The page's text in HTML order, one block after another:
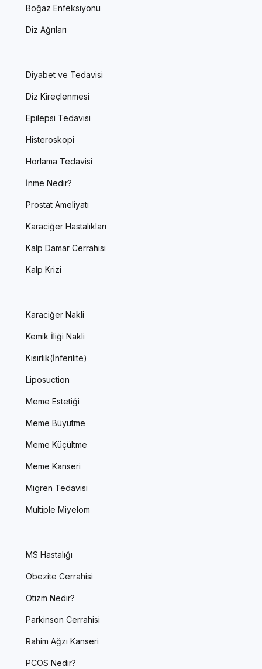
Boğaz Enfeksiyonu
Diz Ağrıları
Diyabet ve Tedavisi
Diz Kireçlenmesi
Epilepsi Tedavisi
Histeroskopi
Horlama Tedavisi
İnme Nedir?
Prostat Ameliyatı
Karaciğer Hastalıkları
Kalp Damar Cerrahisi
Kalp Krizi
Karaciğer Nakli
Kemik İliği Nakli
Kısırlık(İnferilite)
Liposuction
Meme Estetiği
Meme Büyütme
Meme Küçültme
Meme Kanseri
Migren Tedavisi
Multiple Miyelom
MS Hastalığı
Obezite Cerrahisi
Otizm Nedir?
Parkinson Cerrahisi
Rahim Ağzı Kanseri
PCOS Nedir?